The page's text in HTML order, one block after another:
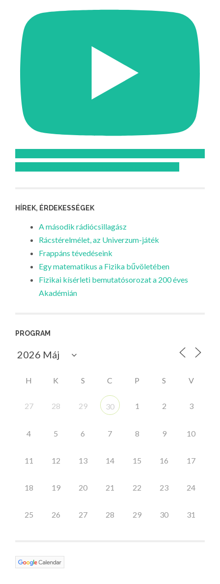
HÍREK, ÉRDEKESSÉGEK
A második rádiócsillagász
Rácstérelmélet, az Univerzum-játék
Frappáns tévedéseink
Egy matematikus a Fizika bűvöletében
Fizikai kísérleti bemutatósorozat a 200 éves
Akadémián
PROGRAM
H K S C P S V
27 28 29 30 1 2 3
4 5 6 7 8 9 10
11 12 13 14 15 16 17
18 19 20 21 22 23 24
25 26 27 28 29 30 31